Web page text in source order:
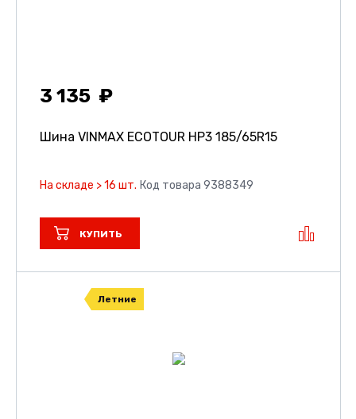
3 135
Шина VINMAX ECOTOUR HP3 185/65R15
На складе > 16 шт. Код товара 9388349
КУПИТЬ
Летние